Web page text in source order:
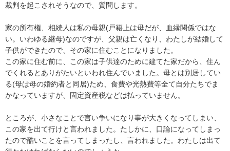
裁判を起こされそうなので、質問します。
家の所有権、相続人は私の母親(戸籍上は母だが、血縁関係ではな
い。いわゆる継母)なのですが、父親は亡くなり、わたしが結婚して
子供ができたので、その家に住むことになりました。
この家に住む前に、この家は子供達のために建てた家だから、住ん
でくれるとありがたいといわれ住んでいました。母とは別居してい
る(母は母の婚約者と同居)ため、食費や光熱費等全て自分たちでま
かなっていますが、固定資産税などは払っていません。
ところが、小さなことで言い争いになり事が大きくなってしまい、
この家を出て行けと言われました。たしかに、口論になってしまっ
たので酷いことを言ってしまったし、言われました。わたしは出て